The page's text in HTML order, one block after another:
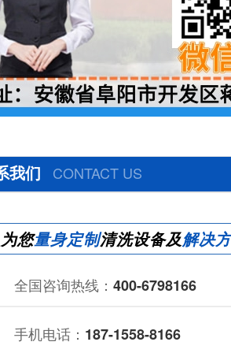
我们 CONTACT US
为您量身定制清洗设备及解决
全国咨询热线： 400-6798166
手机电话： 187-1558-8166